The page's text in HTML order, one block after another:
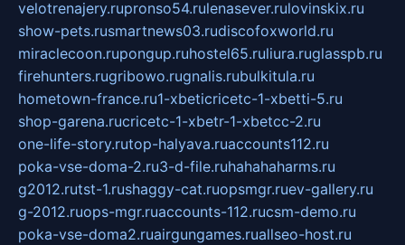
velotrenajery.rupronso54.rulenasever.rulovinskix.ru
show-pets.rusmartnews03.rudiscofoxworld.ru
miraclecoon.rupongup.ruhostel65.ruliura.ruglasspb.ru
firehunters.rugribowo.rugnalis.rubulkitula.ru
hometown-france.ru1-xbeticricetc-1-xbetti-5.ru
shop-garena.rucricetc-1-xbetr-1-xbetcc-2.ru
one-life-story.rutop-halyava.ruaccounts112.ru
poka-vse-doma-2.ru3-d-file.ruhahahaharms.ru
g2012.rutst-1.rushaggy-cat.ruopsmgr.ruev-gallery.ru
g-2012.ruops-mgr.ruaccounts-112.rucsm-demo.ru
poka-vse-doma2.ruairgungames.ruallseo-host.ru